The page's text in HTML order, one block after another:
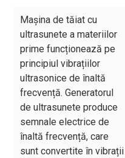
Mașina de tăiat cu
ultrasunete a materiilor
prime funcționează pe
principiul vibrațiilor
ultrasonice de înaltă
frecvență. Generatorul
de ultrasunete produce
semnale electrice de
înaltă frecvență, care
sunt convertite în vibrații